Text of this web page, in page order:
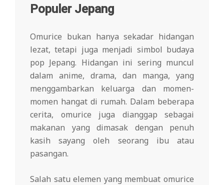
Populer Jepang
Omurice bukan hanya sekadar hidangan
lezat, tetapi juga menjadi simbol budaya
pop Jepang. Hidangan ini sering muncul
dalam anime, drama, dan manga, yang
menggambarkan keluarga dan momen-
momen hangat di rumah. Dalam beberapa
cerita, omurice juga dianggap sebagai
makanan yang dimasak dengan penuh
kasih sayang oleh seorang ibu atau
pasangan.
Salah satu elemen yang membuat omurice